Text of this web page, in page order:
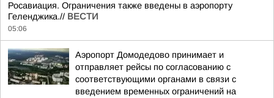
Росавиация. Ограничения также введены в аэропорту
Геленджика.// ВЕСТИ
05:06
Аэропорт Домодедово принимает и
отправляет рейсы по согласованию с
соответствующими органами в связи с
введением временных ограничений на